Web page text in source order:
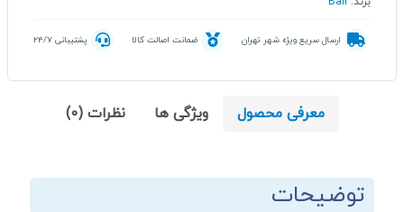
ارسال سریع ویژه شهر تهران ضمانت اصالت کالا پشتیبانی 24/7
معرفی محصول ویژگی ها نظرات (0)
توضیحات